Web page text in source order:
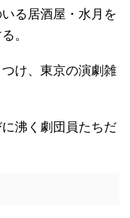
る居酒屋・水月を
。
け、東京の演劇雑
沸く劇団員たちだ